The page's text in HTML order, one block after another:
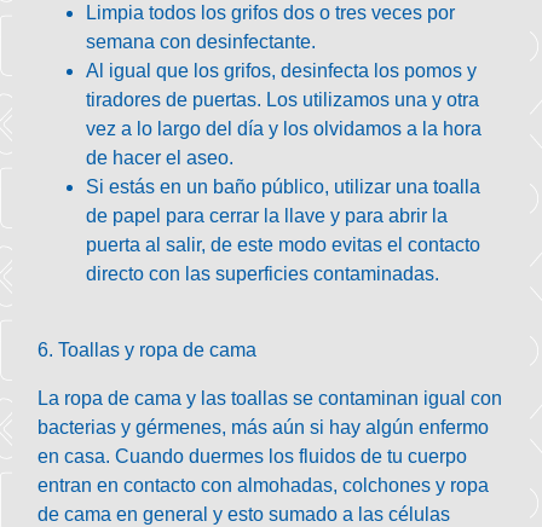
Limpia todos los grifos dos o tres veces por
semana con desinfectante.
Al igual que los grifos, desinfecta los pomos y
tiradores de puertas. Los utilizamos una y otra
vez a lo largo del día y los olvidamos a la hora
de hacer el aseo.
Si estás en un baño público, utilizar una toalla
de papel para cerrar la llave y para abrir la
puerta al salir, de este modo evitas el contacto
directo con las superficies contaminadas.
6. Toallas y ropa de cama
La ropa de cama y las toallas se contaminan igual con
bacterias y gérmenes, más aún si hay algún enfermo
en casa. Cuando duermes los fluidos de tu cuerpo
entran en contacto con almohadas, colchones y ropa
de cama en general y esto sumado a las células